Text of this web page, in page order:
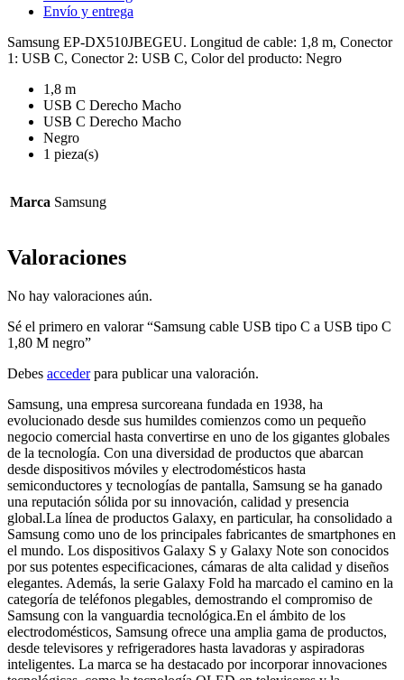
Envío y entrega
Samsung EP-DX510JBEGEU. Longitud de cable: 1,8 m, Conector
1: USB C, Conector 2: USB C, Color del producto: Negro
1,8 m
USB C Derecho Macho
USB C Derecho Macho
Negro
1 pieza(s)
Marca Samsung
Valoraciones
No hay valoraciones aún.
Sé el primero en valorar “Samsung cable USB tipo C a USB tipo C
1,80 M negro”
Debes accederpara publicar una valoración.
Samsung, una empresa surcoreana fundada en 1938, ha
evolucionado desde sus humildes comienzos como un pequeño
negocio comercial hasta convertirse en uno de los gigantes globales
de la tecnología. Con una diversidad de productos que abarcan
desde dispositivos móviles y electrodomésticos hasta
semiconductores y tecnologías de pantalla, Samsung se ha ganado
una reputación sólida por su innovación, calidad y presencia
global.La línea de productos Galaxy, en particular, ha consolidado a
Samsung como uno de los principales fabricantes de smartphones en
el mundo. Los dispositivos Galaxy S y Galaxy Note son conocidos
por sus potentes especificaciones, cámaras de alta calidad y diseños
elegantes. Además, la serie Galaxy Fold ha marcado el camino en la
categoría de teléfonos plegables, demostrando el compromiso de
Samsung con la vanguardia tecnológica.En el ámbito de los
electrodomésticos, Samsung ofrece una amplia gama de productos,
desde televisores y refrigeradores hasta lavadoras y aspiradoras
inteligentes. La marca se ha destacado por incorporar innovaciones